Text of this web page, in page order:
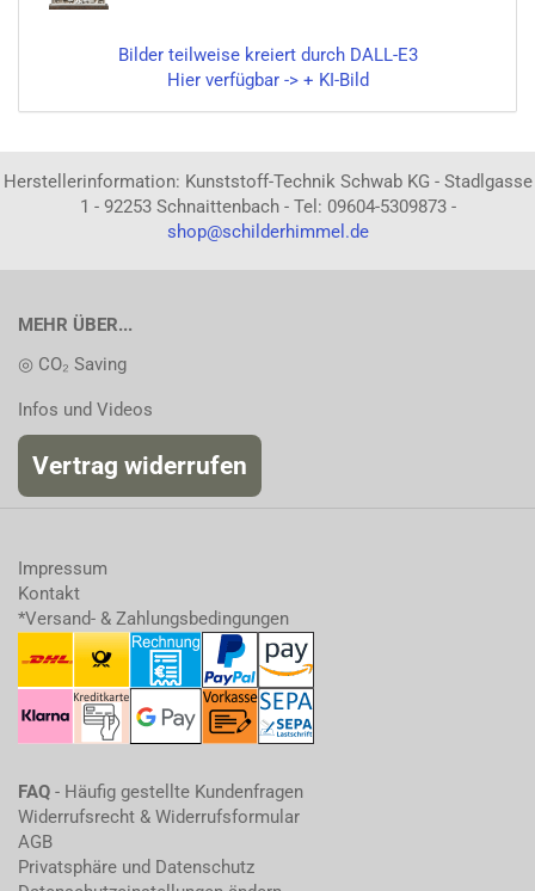
Bilder teilweise kreiert durch DALL-E3
Hier verfügbar -> + KI-Bild
Herstellerinformation: Kunststoff-Technik Schwab KG - Stadlgasse
1 - 92253 Schnaittenbach - Tel: 09604-5309873 -
shop@schilderhimmel.de
MEHR ÜBER...
◎ CO₂ Saving
Infos und Videos
Vertrag widerrufen
Impressum
Kontakt
*Versand- & Zahlungsbedingungen
FAQ - Häufig gestellte Kundenfragen
Widerrufsrecht & Widerrufsformular
AGB
Privatsphäre und Datenschutz